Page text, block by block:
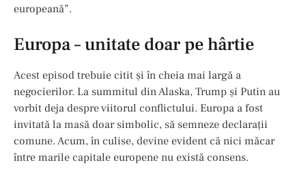
europeană”.
Europa – unitate doar pe hârtie
Acest episod trebuie citit și în cheia mai largă a
negocierilor. La summitul din Alaska, Trump și Putin au
vorbit deja despre viitorul conflictului. Europa a fost
invitată la masă doar simbolic, să semneze declarații
comune. Acum, în culise, devine evident că nici măcar
între marile capitale europene nu există consens.